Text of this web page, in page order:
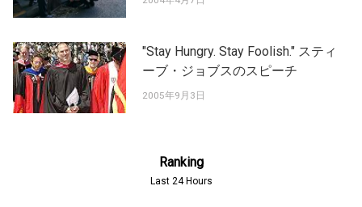
"Stay Hungry. Stay Foolish." スティ
ーブ・ジョブスのスピーチ
2005年9月3日
Ranking
Last 24 Hours